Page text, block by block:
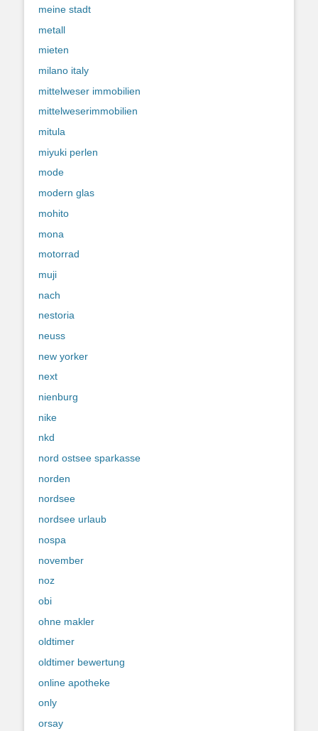
meine stadt
metall
mieten
milano italy
mittelweser immobilien
mittelweserimmobilien
mitula
miyuki perlen
mode
modern glas
mohito
mona
motorrad
muji
nach
nestoria
neuss
new yorker
next
nienburg
nike
nkd
nord ostsee sparkasse
norden
nordsee
nordsee urlaub
nospa
november
noz
obi
ohne makler
oldtimer
oldtimer bewertung
online apotheke
only
orsay